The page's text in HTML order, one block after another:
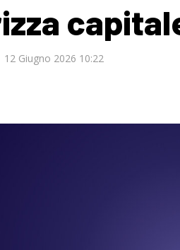
12 Giugno 2026 10:22